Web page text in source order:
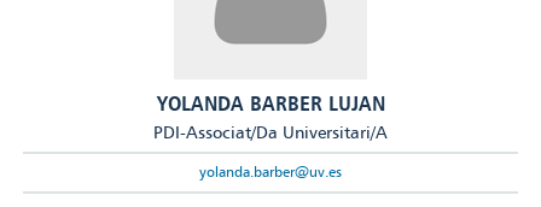
YOLANDA BARBER LUJAN
PDI-Associat/Da Universitari/A
yolanda.barber@uv.es